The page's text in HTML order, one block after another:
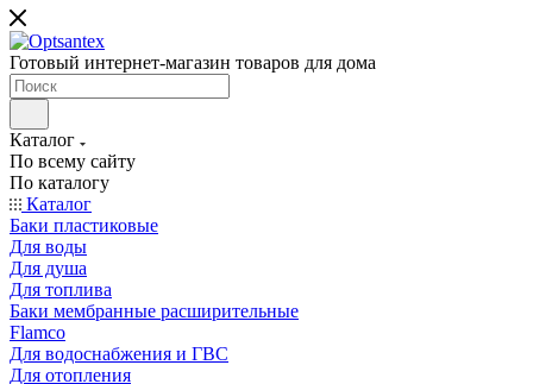
Готовый интернет-магазин товаров для дома
Каталог
По всему сайту
По каталогу
Каталог
Баки пластиковые
Для воды
Для душа
Для топлива
Баки мембранные расширительные
Flamco
Для водоснабжения и ГВС
Для отопления